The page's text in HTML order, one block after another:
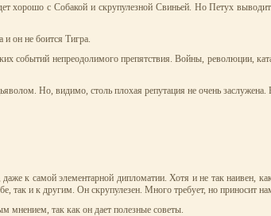
хорошо с Собакой и скрупулезной Свиньей. Но Петух
он не боится Тигра.
событий непреодолимого препятствия. Войны, революции,
Но, видимо, столь плохая репутация не очень заслужена.
к самой элементарной дипломатии. Хотя и не так наивен,
так и к другим. Он скрупулезен. Много требует, но приносит
мнением, так как он дает полезные советы.